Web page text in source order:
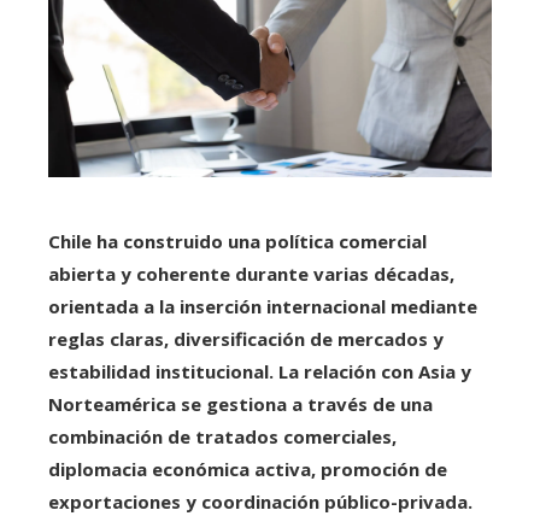
Chile ha construido una política comercial
abierta y coherente durante varias décadas,
orientada a la inserción internacional mediante
reglas claras, diversificación de mercados y
estabilidad institucional. La relación con Asia y
Norteamérica se gestiona a través de una
combinación de tratados comerciales,
diplomacia económica activa, promoción de
exportaciones y coordinación público-privada.